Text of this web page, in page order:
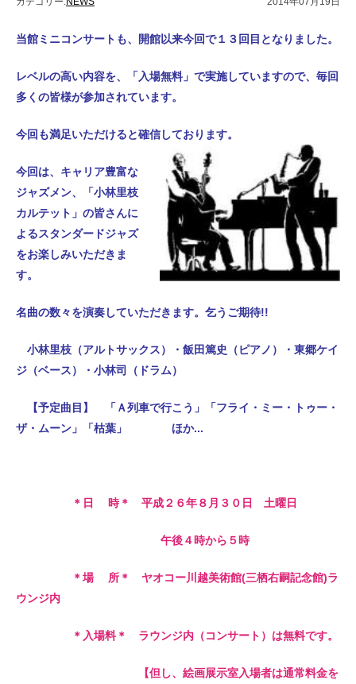
当館ミニコンサートも、開館以来今回で１３回目となりました。
レベルの高い内容を、「入場無料」で実施していますので、毎回
多くの皆様が参加されています。
今回も満足いただけると確信しております。
今回は、キャリア豊富な
ジャズメン、「小林里枝
カルテット」の皆さんに
よるスタンダードジャズ
をお楽しみいただきま
す。
名曲の数々を演奏していただきます。乞うご期待!!
小林里枝（アルトサックス）・飯田篤史（ピアノ）・東郷ケイ
ジ（ベース）・小林司（ドラム）
【予定曲目】 「Ａ列車で行こう」「フライ・ミー・トゥー・
ザ・ムーン」「枯葉」 ほか...
＊日 時＊ 平成２６年８月３０日 土曜日
午後４時から５時
＊場 所＊ ヤオコー川越美術館(三栖右嗣記念館)ラ
ウンジ内
＊入場料＊ ラウンジ内（コンサート）は無料です。
【但し、絵画展示室入場者は通常料金を